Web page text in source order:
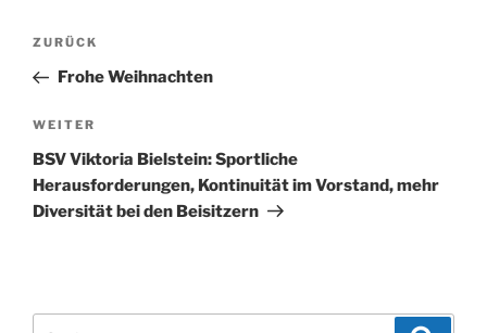
Beitragsnavigation
Vorheriger
Beitrag
ZURÜCK
Frohe Weihnachten
Nächster
Beitrag
WEITER
BSV Viktoria Bielstein: Sportliche
Herausforderungen, Kontinuität im Vorstand, mehr
Diversität bei den Beisitzern